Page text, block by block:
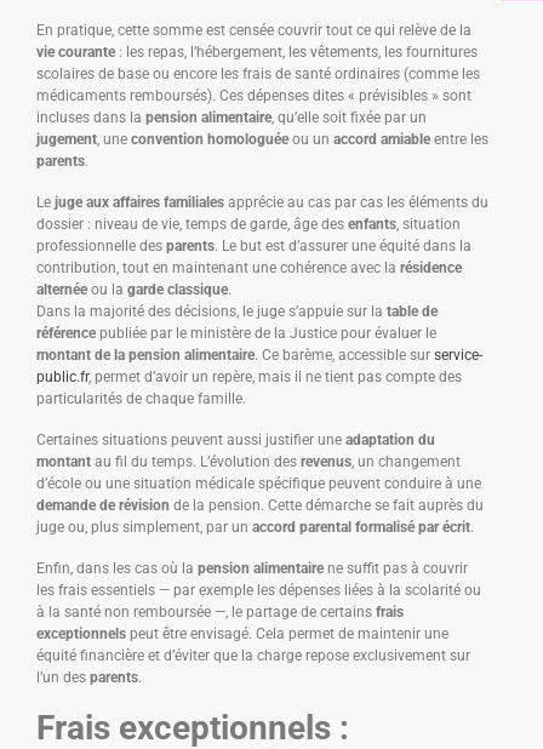
En pratique, cette somme est censée couvrir tout ce qui relève de la
vie courante : les repas, l’hébergement, les vêtements, les fournitures
scolaires de base ou encore les frais de santé ordinaires (comme les
médicaments remboursés). Ces dépenses dites « prévisibles » sont
incluses dans la pension alimentaire, qu’elle soit fixée par un
jugement, une convention homologuée ou un accord amiable entre les
parents.
Le juge aux affaires familiales apprécie au cas par cas les éléments du
dossier : niveau de vie, temps de garde, âge des enfants, situation
professionnelle des parents. Le but est d’assurer une équité dans la
contribution, tout en maintenant une cohérence avec la résidence
alternée ou la garde classique.
Dans la majorité des décisions, le juge s’appuie sur la table de
référence publiée par le ministère de la Justice pour évaluer le
montant de la pension alimentaire. Ce barème, accessible sur service-
public.fr, permet d’avoir un repère, mais il ne tient pas compte des
particularités de chaque famille.
Certaines situations peuvent aussi justifier une adaptation du
montant au fil du temps. L’évolution des revenus, un changement
d’école ou une situation médicale spécifique peuvent conduire à une
demande de révision de la pension. Cette démarche se fait auprès du
juge ou, plus simplement, par un accord parental formalisé par écrit.
Enfin, dans les cas où la pension alimentaire ne suffit pas à couvrir
les frais essentiels — par exemple les dépenses liées à la scolarité ou
à la santé non remboursée —, le partage de certains frais
exceptionnels peut être envisagé. Cela permet de maintenir une
équité financière et d’éviter que la charge repose exclusivement sur
l’un des parents.
Frais exceptionnels :